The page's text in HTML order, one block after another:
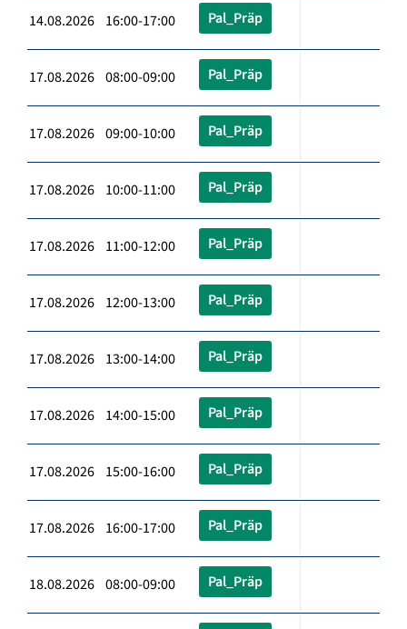
14.08.2026 16:00-17:00 Pal_Präp
17.08.2026 08:00-09:00 Pal_Präp
17.08.2026 09:00-10:00 Pal_Präp
17.08.2026 10:00-11:00 Pal_Präp
17.08.2026 11:00-12:00 Pal_Präp
17.08.2026 12:00-13:00 Pal_Präp
17.08.2026 13:00-14:00 Pal_Präp
17.08.2026 14:00-15:00 Pal_Präp
17.08.2026 15:00-16:00 Pal_Präp
17.08.2026 16:00-17:00 Pal_Präp
18.08.2026 08:00-09:00 Pal_Präp